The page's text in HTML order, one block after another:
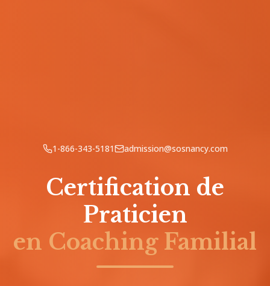
1-866-343-5181 admission@sosnancy.com
Certification de
Praticien
en Coaching Familial